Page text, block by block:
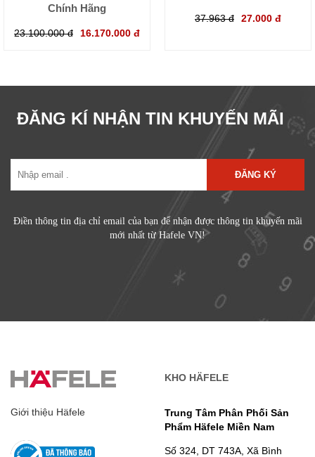
Chính Hãng
23.100.000 đ 16.170.000 đ
37.963 đ 27.000 đ
ĐĂNG KÍ NHẬN TIN KHUYẾN MÃI
ĐĂNG KÝ
Điền thông tin địa chỉ email của bạn để nhận được thông tin khuyến mãi
mới nhất từ Hafele VN!
Giới thiệu Häfele
KHO HÄFELE
Trung Tâm Phân Phối Sản
Phẩm Häfele Miền Nam
Số 324, DT 743A, Xã Bình